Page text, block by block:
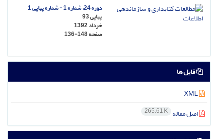
دوره 24، شماره 1 - شماره پیاپی 1
پیاپی 93
خرداد 1392
صفحه136-148
فایل ها
اصل مقاله 265.61 K